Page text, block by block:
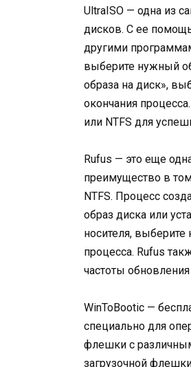
UltraISO — одна из
дисков. С ее
другими
выберите нужный
образа на диск»,
окончания
или NTFS для
Rufus — это еще
преимущество в
NTFS. Процесс
образ диска или
носителя,
процесса. Rufus
частоты
WinToBootic —
специально для
флешки с
загрузочной